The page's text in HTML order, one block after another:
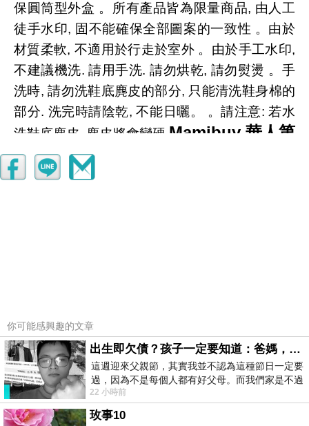
保圓筒型外盒 。所有產品皆為限量商品, 由人工
徒手水印, 固不能確保全部圖案的一致性 。由於
材質柔軟, 不適用於行走於室外 。由於手工水印,
不建議機洗. 請用手洗. 請勿烘乾, 請勿熨燙 。手
洗時, 請勿洗鞋底麂皮的部分, 只能清洗鞋身棉的
部分. 洗完時請陰乾, 不能日曬。 。請注意: 若水
洗鞋底麂皮, 麂皮將會變硬 Mamibuy 華人第
一嬰兒用品推薦網站網址
,mamibuy,mamibuy華人第一嬰兒用品推薦網
站,mamibuy新手爸媽勸敗團,mamibuy嬰兒用品
推薦網,mamibuy 喜舖,mamibuy寶貝特
店,mamibuy網站,mamibuy限定版母子手
帳,mamibuy媽咪敗,mamibuy寶貝特店(好雞婆)
你可能感興趣的文章
出生即欠債？孩子一定要知道：爸媽，其實我不欠你們
這週迎來父親節，其實我並不認為這種節日一定要
過，因為不是每個人都有好父母。而我們家是不過
節的，平時也沒什麼儀式感，生活趨近冷
22 小時前
玫事10